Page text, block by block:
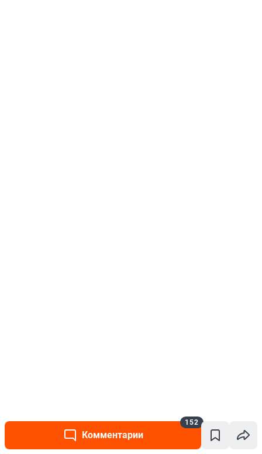
Комментарии
152